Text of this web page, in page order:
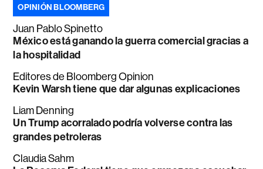
OPINIÓN BLOOMBERG
Juan Pablo Spinetto
México está ganando la guerra comercial gracias a
la hospitalidad
Editores de Bloomberg Opinion
Kevin Warsh tiene que dar algunas explicaciones
Liam Denning
Un Trump acorralado podría volverse contra las
grandes petroleras
Claudia Sahm